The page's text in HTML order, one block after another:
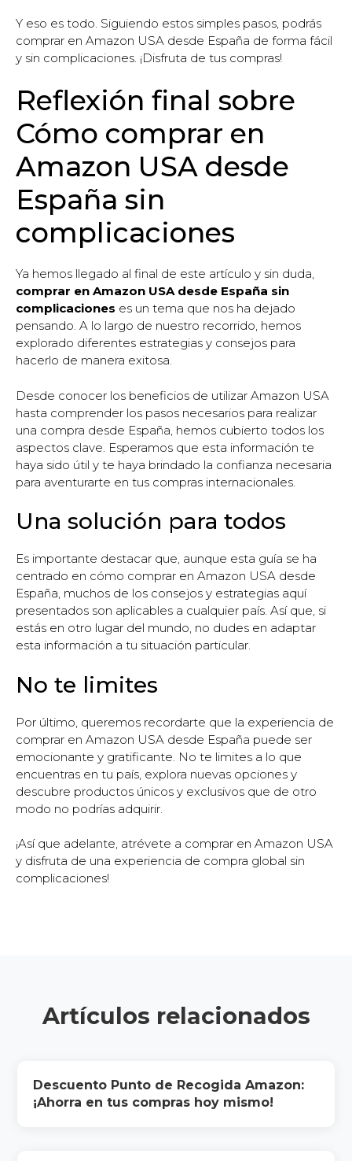
Y eso es todo. Siguiendo estos simples pasos, podrás
comprar en Amazon USA desde España de forma fácil
y sin complicaciones. ¡Disfruta de tus compras!
Reflexión final sobre
Cómo comprar en
Amazon USA desde
España sin
complicaciones
Ya hemos llegado al final de este artículo y sin duda,
comprar en Amazon USA desde España sin
complicaciones es un tema que nos ha dejado
pensando. A lo largo de nuestro recorrido, hemos
explorado diferentes estrategias y consejos para
hacerlo de manera exitosa.
Desde conocer los beneficios de utilizar Amazon USA
hasta comprender los pasos necesarios para realizar
una compra desde España, hemos cubierto todos los
aspectos clave. Esperamos que esta información te
haya sido útil y te haya brindado la confianza necesaria
para aventurarte en tus compras internacionales.
Una solución para todos
Es importante destacar que, aunque esta guía se ha
centrado en cómo comprar en Amazon USA desde
España, muchos de los consejos y estrategias aquí
presentados son aplicables a cualquier país. Así que, si
estás en otro lugar del mundo, no dudes en adaptar
esta información a tu situación particular.
No te limites
Por último, queremos recordarte que la experiencia de
comprar en Amazon USA desde España puede ser
emocionante y gratificante. No te limites a lo que
encuentras en tu país, explora nuevas opciones y
descubre productos únicos y exclusivos que de otro
modo no podrías adquirir.
¡Así que adelante, atrévete a comprar en Amazon USA
y disfruta de una experiencia de compra global sin
complicaciones!
Artículos relacionados
Descuento Punto de Recogida Amazon:
¡Ahorra en tus compras hoy mismo!